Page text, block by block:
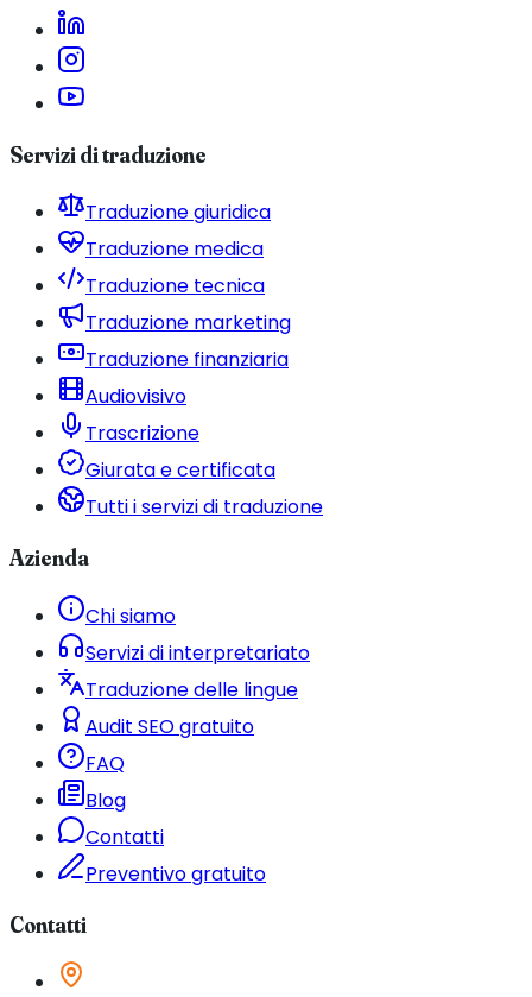
Servizi di traduzione
Traduzione giuridica
Traduzione medica
Traduzione tecnica
Traduzione marketing
Traduzione finanziaria
Audiovisivo
Trascrizione
Giurata e certificata
Tutti i servizi di traduzione
Azienda
Chi siamo
Servizi di interpretariato
Traduzione delle lingue
Audit SEO gratuito
FAQ
Blog
Contatti
Preventivo gratuito
Contatti